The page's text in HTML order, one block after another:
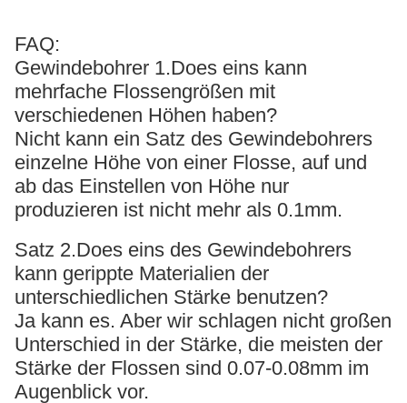
FAQ:
Gewindebohrer 1.Does eins kann
mehrfache Flossengrößen mit
verschiedenen Höhen haben?
Nicht kann ein Satz des Gewindebohrers
einzelne Höhe von einer Flosse, auf und
ab das Einstellen von Höhe nur
produzieren ist nicht mehr als 0.1mm.
Satz 2.Does eins des Gewindebohrers
kann gerippte Materialien der
unterschiedlichen Stärke benutzen?
Ja kann es. Aber wir schlagen nicht großen
Unterschied in der Stärke, die meisten der
Stärke der Flossen sind 0.07-0.08mm im
Augenblick vor.